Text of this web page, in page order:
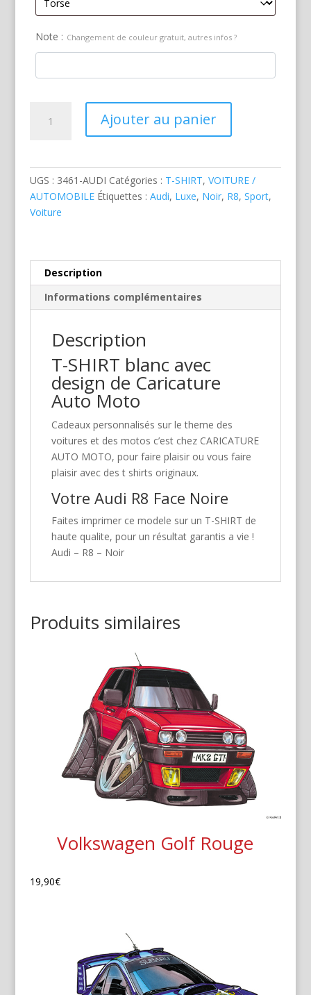
Note : Changement de couleur gratuit, autres infos ?
Ajouter au panier
UGS : 3461-AUDI Catégories : T-SHIRT, VOITURE /
AUTOMOBILE Étiquettes : Audi, Luxe, Noir, R8, Sport,
Voiture
Description
Informations complémentaires
Description
T-SHIRT blanc avec
design de Caricature
Auto Moto
Cadeaux personnalisés sur le theme des
voitures et des motos c’est chez CARICATURE
AUTO MOTO, pour faire plaisir ou vous faire
plaisir avec des t shirts originaux.
Votre Audi R8 Face Noire
Faites imprimer ce modele sur un T-SHIRT de
haute qualite, pour un résultat garantis a vie !
Audi – R8 – Noir
Produits similaires
Volkswagen Golf Rouge
19,90€